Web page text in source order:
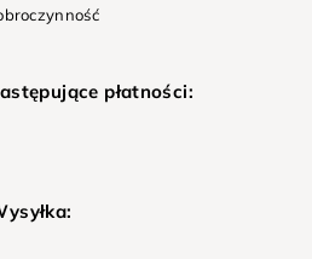
płatności: